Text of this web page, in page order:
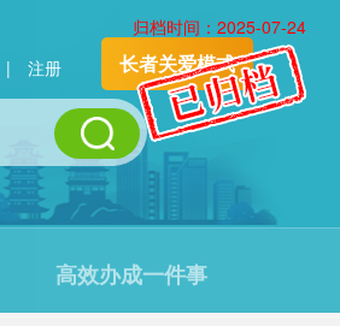
归档时间：2025-07-24
| 注册 长者关爱模式
高效办成一件事